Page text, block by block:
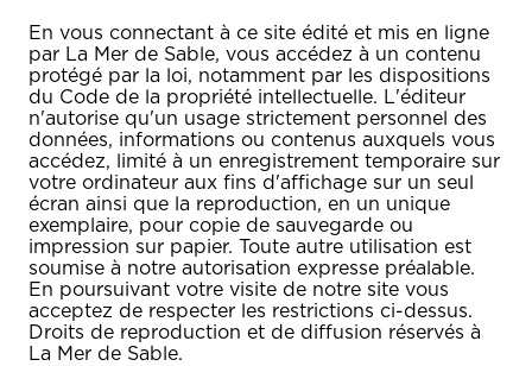
En vous connectant à ce site édité et mis en ligne
par La Mer de Sable, vous accédez à un contenu
protégé par la loi, notamment par les dispositions
du Code de la propriété intellectuelle. L'éditeur
n'autorise qu'un usage strictement personnel des
données, informations ou contenus auxquels vous
accédez, limité à un enregistrement temporaire sur
votre ordinateur aux fins d'affichage sur un seul
écran ainsi que la reproduction, en un unique
exemplaire, pour copie de sauvegarde ou
impression sur papier. Toute autre utilisation est
soumise à notre autorisation expresse préalable.
En poursuivant votre visite de notre site vous
acceptez de respecter les restrictions ci-dessus.
Droits de reproduction et de diffusion réservés à
La Mer de Sable.